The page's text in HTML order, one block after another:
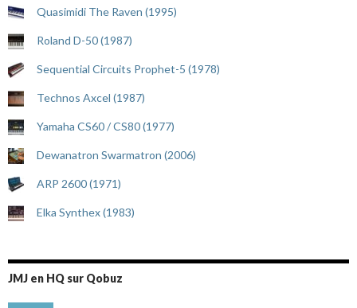
Quasimidi The Raven (1995)
Roland D-50 (1987)
Sequential Circuits Prophet-5 (1978)
Technos Axcel (1987)
Yamaha CS60 / CS80 (1977)
Dewanatron Swarmatron (2006)
ARP 2600 (1971)
Elka Synthex (1983)
JMJ en HQ sur Qobuz